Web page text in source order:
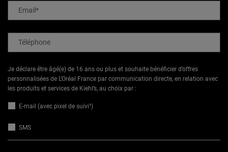
Email*
Téléphone
Je déclare être âgé(e) de 16 ans ou plus et souhaite bénéficier d’offres
personnalisées de L’Oréal France par communication directe, en relation avec
les produits et services de Kiehl’s, au choix par :
E-mail (avec pixel de suivi¹)
SMS